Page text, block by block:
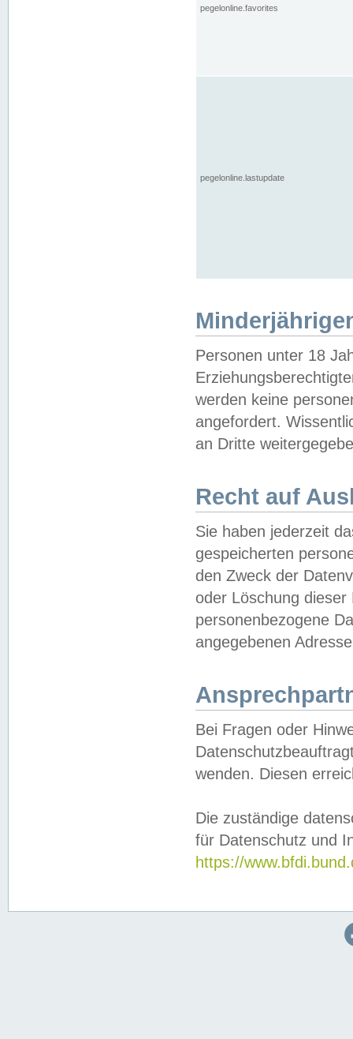
pegelonline.favorites
pegelonline.lastupdate
Personen unter 18
werden keine
angefordert.
an Dritte
Recht auf
Sie haben jederzeit
gespeicherten
den Zweck der
oder Löschung
personenbezogene
angegebenen
Bei Fragen oder
wenden. Diesen
Die zuständige
für Datenschutz und
https://